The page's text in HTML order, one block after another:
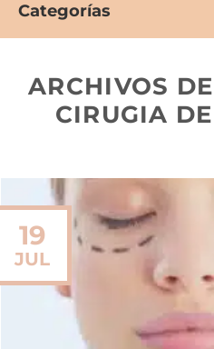
Categorías
ARCHIVOS
CIRUGIA
19
JUL